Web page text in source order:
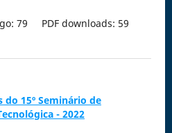
79 PDF downloads: 59
do 15º Seminário de
- 2022